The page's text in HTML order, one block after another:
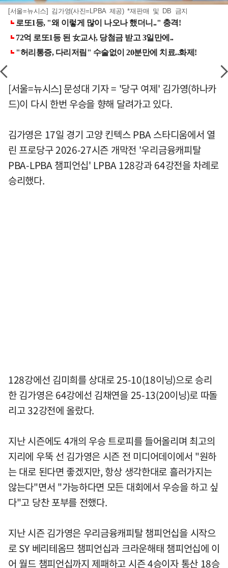
[서울=뉴시스] 김가영(사진=LPBA 제공) *재판매 및 DB 금지
[서울=뉴시스] 문성대 기자 = '당구 여제' 김가영(하나카
드)이 다시 한번 우승을 향해 달려가고 있다.
김가영은 17일 경기 고양 킨텍스 PBA 스타디움에서 열
린 프로당구 2026-27시즌 개막전 '우리금융캐피탈
PBA-LPBA 챔피언십' LPBA 128강과 64강전을 차례로
승리했다.
128강에선 김미희를 상대로 25-10(18이닝)으로 승리
한 김가영은 64강에선 김채연을 25-13(20이닝)로 따돌
리고 32강전에 올랐다.
지난 시즌에도 4개의 우승 트로피를 들어올리며 최고의
지리에 우뚝 선 김가영은 시즌 전 미디어데이에서 "원하
는 대로 된다면 좋겠지만, 항상 생각한대로 흘러가지는
않는다"면서 "가능하다면 모든 대회에서 우승을 하고 싶
다"고 당찬 포부를 전했다.
지난 시즌 김가영은 우리금융캐피탈 챔피언십을 시작으
로 SY 베리테옴므 챔피언십과 크라운해태 챔피언십에 이
어 월드 챔피언십까지 제패하고 시즌 4승이자 통산 18승